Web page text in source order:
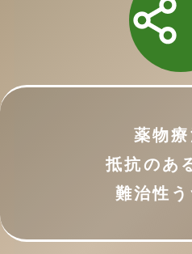
薬物
抵抗のあ
難治性